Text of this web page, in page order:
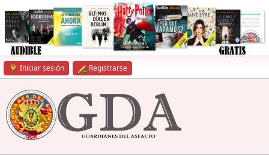
Iniciar sesión Registrarse